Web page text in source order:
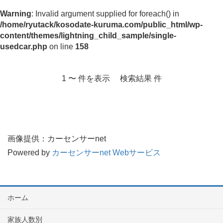
Warning: Invalid argument supplied for foreach() in
/home/ryutack/kosodate-kuruma.com/public_html/wp-
content/themes/lightning_child_sample/single-
usedcar.php on line 158
1 〜 件を表示 検索結果 件
画像提供：カーセンサーnet
Powered by カーセンサーnet Webサービス
ホーム
家族人数別